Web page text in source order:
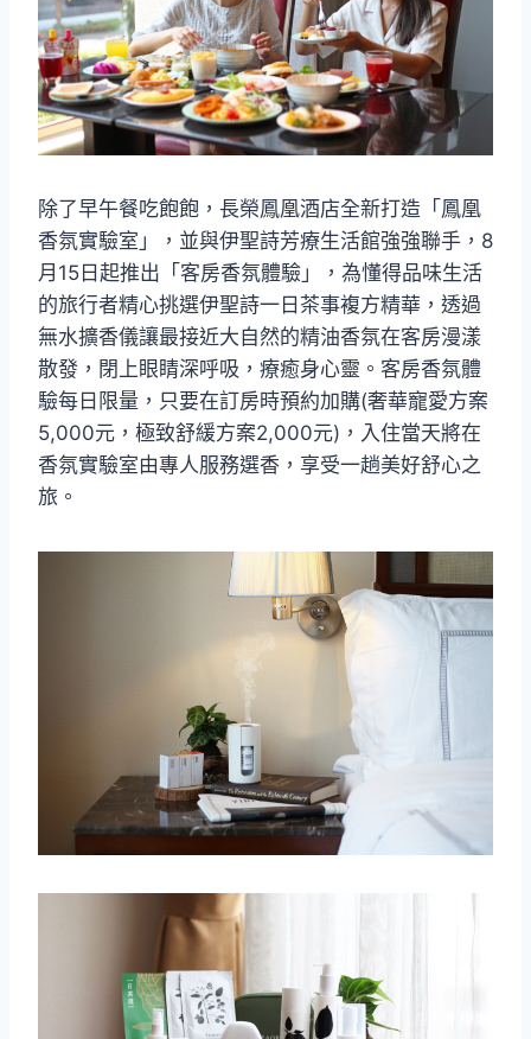
除了早午餐吃飽飽，長榮鳳凰酒店全新打造「鳳凰
香氛實驗室」，並與伊聖詩芳療生活館強強聯手，8
月15日起推出「客房香氛體驗」，為懂得品味生活
的旅行者精心挑選伊聖詩一日茶事複方精華，透過
無水擴香儀讓最接近大自然的精油香氛在客房漫漾
散發，閉上眼睛深呼吸，療癒身心靈。客房香氛體
驗每日限量，只要在訂房時預約加購(奢華寵愛方案
5,000元，極致舒緩方案2,000元)，入住當天將在
香氛實驗室由專人服務選香，享受一趟美好舒心之
旅。